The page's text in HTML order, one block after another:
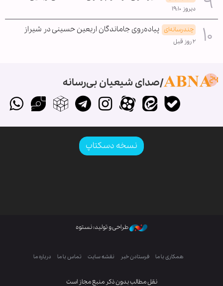
دیروز ۱۹:۱۰
چندرسانه‌ای پیاده‌روی جاماندگان اربعین حسینی در شیراز
۲ روز قبل
صدای شیعیان بی‌رسانه
نسخه دسکتاپ
نقل مطالب بدون ذکر منبع مجاز است
طراحی و تولید: نستوه
همکاری با ما فرستادن خبر نقشه سایت تماس با ما درباره ما